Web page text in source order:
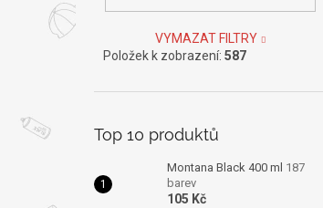
VYMAZAT FILTRY
Položek k zobrazení: 587
Top 10 produktů
Montana Black 400 ml 187
barev
105 Kč